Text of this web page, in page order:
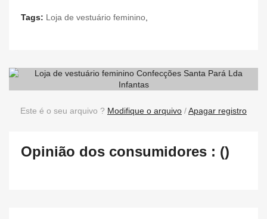
Tags: Loja de vestuário feminino
Este é o seu arquivo ? Modifique o arquivo /Apagar registro
Opinião dos consumidores : ()